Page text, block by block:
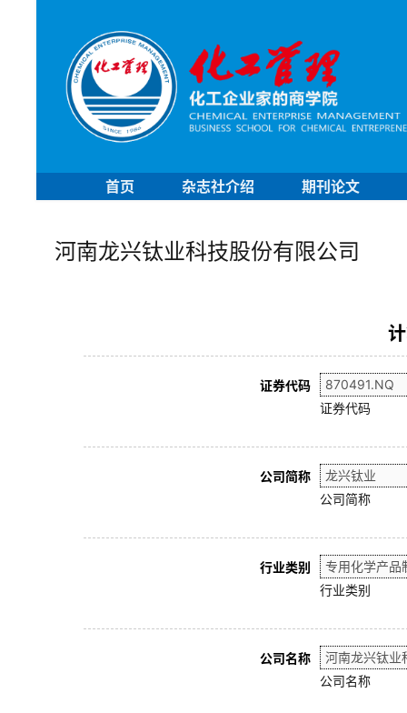
首页 杂志社介绍 期刊论文
河南龙兴钛业科技股份有限公司
证券代码
证券代码
公司简称
公司简称
行业类别
行业类别
公司名称
公司名称